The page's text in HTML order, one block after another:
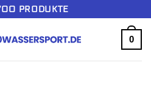
PRODUKTE
0